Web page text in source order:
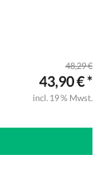
48,29 €
43,90 € *
incl. 19 % Mwst.